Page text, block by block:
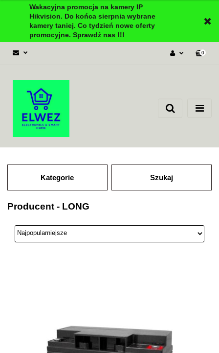
Wakacyjna promocja na kamery IP
Hikvision. Do końca sierpnia wybrane
kamery taniej. Co tydzień nowe oferty
promocyjne. Sprawdź nas !!!
Zgody cookies
0
Kategorie Szukaj
Producent - LONG